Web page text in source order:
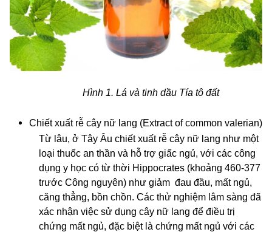
Hình 1. Lá và tinh dầu Tía tô đất
Chiết xuất rễ cây nữ lang (Extract of common valerian)
Từ lâu, ở Tây Âu chiết xuất rễ cây nữ lang như một
loại thuốc an thần và hỗ trợ giấc ngủ, với các công
dụng y học có từ thời Hippocrates (khoảng 460-377
trước Công nguyên) như giảm đau đầu, mất ngủ,
căng thẳng, bồn chồn. Các thử nghiệm lâm sàng đã
xác nhận việc sử dụng cây nữ lang để điều trị
chứng mất ngủ, đặc biệt là chứng mất ngủ với các